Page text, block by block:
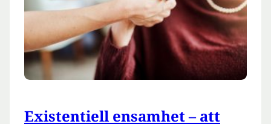
Existentiell ensamhet – att